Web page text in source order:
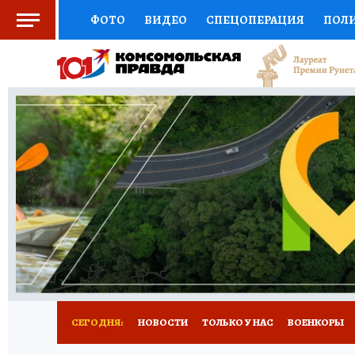
ФОТО ВИДЕО СПЕЦОПЕРАЦИЯ
СОЦПОДДЕРЖКА НАУКА СПЕЦПРОЕКТЫ
НАЦИОНАЛЬНЫЕ ПРОЕКТЫ РОССИИ
ЖЕНСКИЕ СЕКРЕТЫ ПУТЕВОДИТЕЛЬ
ДЕФИЦИТ ЖЕЛЕЗА ПРЕСС-ЦЕНТР
РЕКЛАМА ТЕСТЫ НОВОЕ НА САЙТЕ
СЕГОДНЯ: НОВОСТИ ТОЛЬКО У НАС ВОЕНКОРЫ